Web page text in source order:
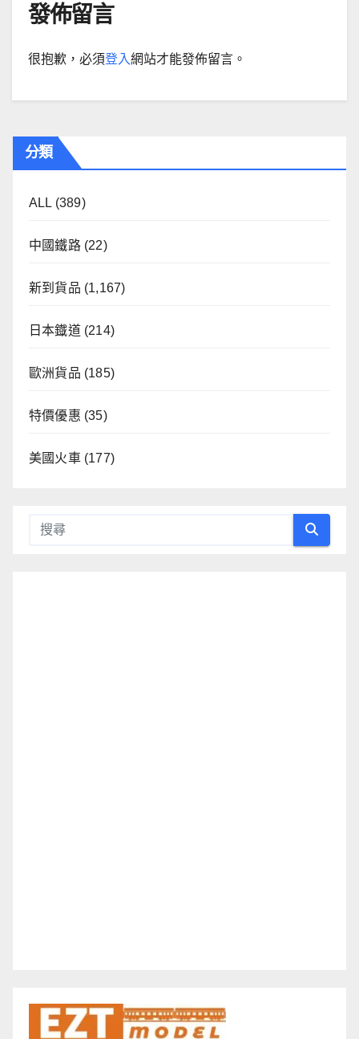
發佈留言
很抱歉，必須登入網站才能發佈留言。
分類
ALL (389)
中國鐵路(22)
新到貨品 (1,167)
日本鐡道(214)
歐洲貨品 (185)
特價優惠 (35)
美國火車(177)